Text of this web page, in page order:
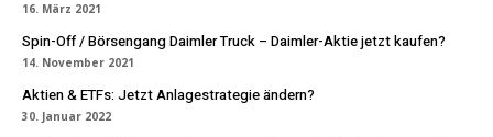
16. März 2021
Spin-Off / Börsengang Daimler Truck – Daimler-Aktie jetzt kaufen?
14. November 2021
Aktien & ETFs: Jetzt Anlagestrategie ändern?
30. Januar 2022